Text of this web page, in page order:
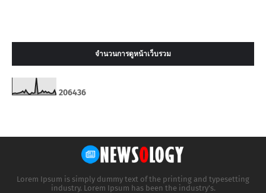
จำนวนการดูหน้าเว็บรวม
206436
Lorem Ipsum is simply dummy text of the printing and typesetting
industry. Lorem Ipsum has been the industry's.